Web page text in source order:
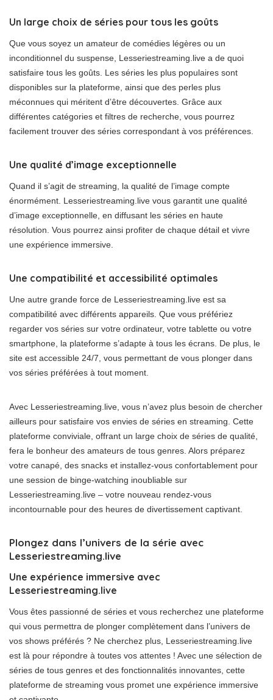
Un large choix de séries pour tous les goûts
Que vous soyez un amateur de comédies légères ou un
inconditionnel du suspense, Lesseriestreaming.live a de quoi
satisfaire tous les goûts. Les séries les plus populaires sont
disponibles sur la plateforme, ainsi que des perles plus
méconnues qui méritent d’être découvertes. Grâce aux
différentes catégories et filtres de recherche, vous pourrez
facilement trouver des séries correspondant à vos préférences.
Une qualité d’image exceptionnelle
Quand il s’agit de streaming, la qualité de l’image compte
énormément. Lesseriestreaming.live vous garantit une qualité
d’image exceptionnelle, en diffusant les séries en haute
résolution. Vous pourrez ainsi profiter de chaque détail et vivre
une expérience immersive.
Une compatibilité et accessibilité optimales
Une autre grande force de Lesseriestreaming.live est sa
compatibilité avec différents appareils. Que vous préfériez
regarder vos séries sur votre ordinateur, votre tablette ou votre
smartphone, la plateforme s’adapte à tous les écrans. De plus, le
site est accessible 24/7, vous permettant de vous plonger dans
vos séries préférées à tout moment.
Avec Lesseriestreaming.live, vous n’avez plus besoin de chercher
ailleurs pour satisfaire vos envies de séries en streaming. Cette
plateforme conviviale, offrant un large choix de séries de qualité,
fera le bonheur des amateurs de tous genres. Alors préparez
votre canapé, des snacks et installez-vous confortablement pour
une session de binge-watching inoubliable sur
Lesseriestreaming.live – votre nouveau rendez-vous
incontournable pour des heures de divertissement captivant.
Plongez dans l’univers de la série avec
Lesseriestreaming.live
Une expérience immersive avec
Lesseriestreaming.live
Vous êtes passionné de séries et vous recherchez une plateforme
qui vous permettra de plonger complètement dans l’univers de
vos shows préférés ? Ne cherchez plus, Lesseriestreaming.live
est là pour répondre à toutes vos attentes ! Avec une sélection de
séries de tous genres et des fonctionnalités innovantes, cette
plateforme de streaming vous promet une expérience immersive